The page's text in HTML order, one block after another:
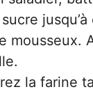
mousseux.
la farine